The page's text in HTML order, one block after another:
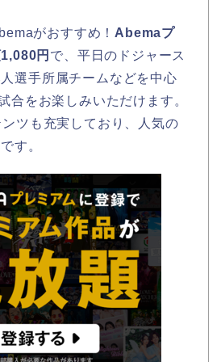
がおすすめ！ Abemaプ
円 で、平日のドジャース
選手所属チームなどを中心
合をお楽しみいただけます。
ツも充実しており、人気の
す。